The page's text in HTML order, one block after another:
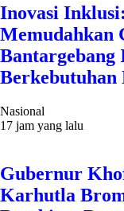
Inovasi
Memudahkan
Berkebutuhan
Nasional
17 jam yang lalu
Gubernur
Karhutla